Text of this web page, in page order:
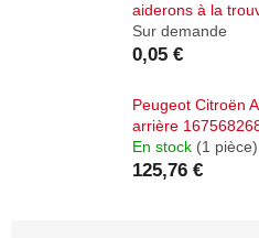
aiderons à la
Sur demande
0,05 €
Peugeot Citroën
arrière
En stock (1 pièce)
125,76 €